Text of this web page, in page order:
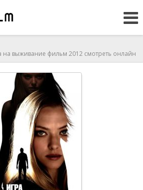
на выживание фильм 2012 смотреть онлайн